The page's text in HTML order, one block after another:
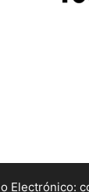
Electrónico: